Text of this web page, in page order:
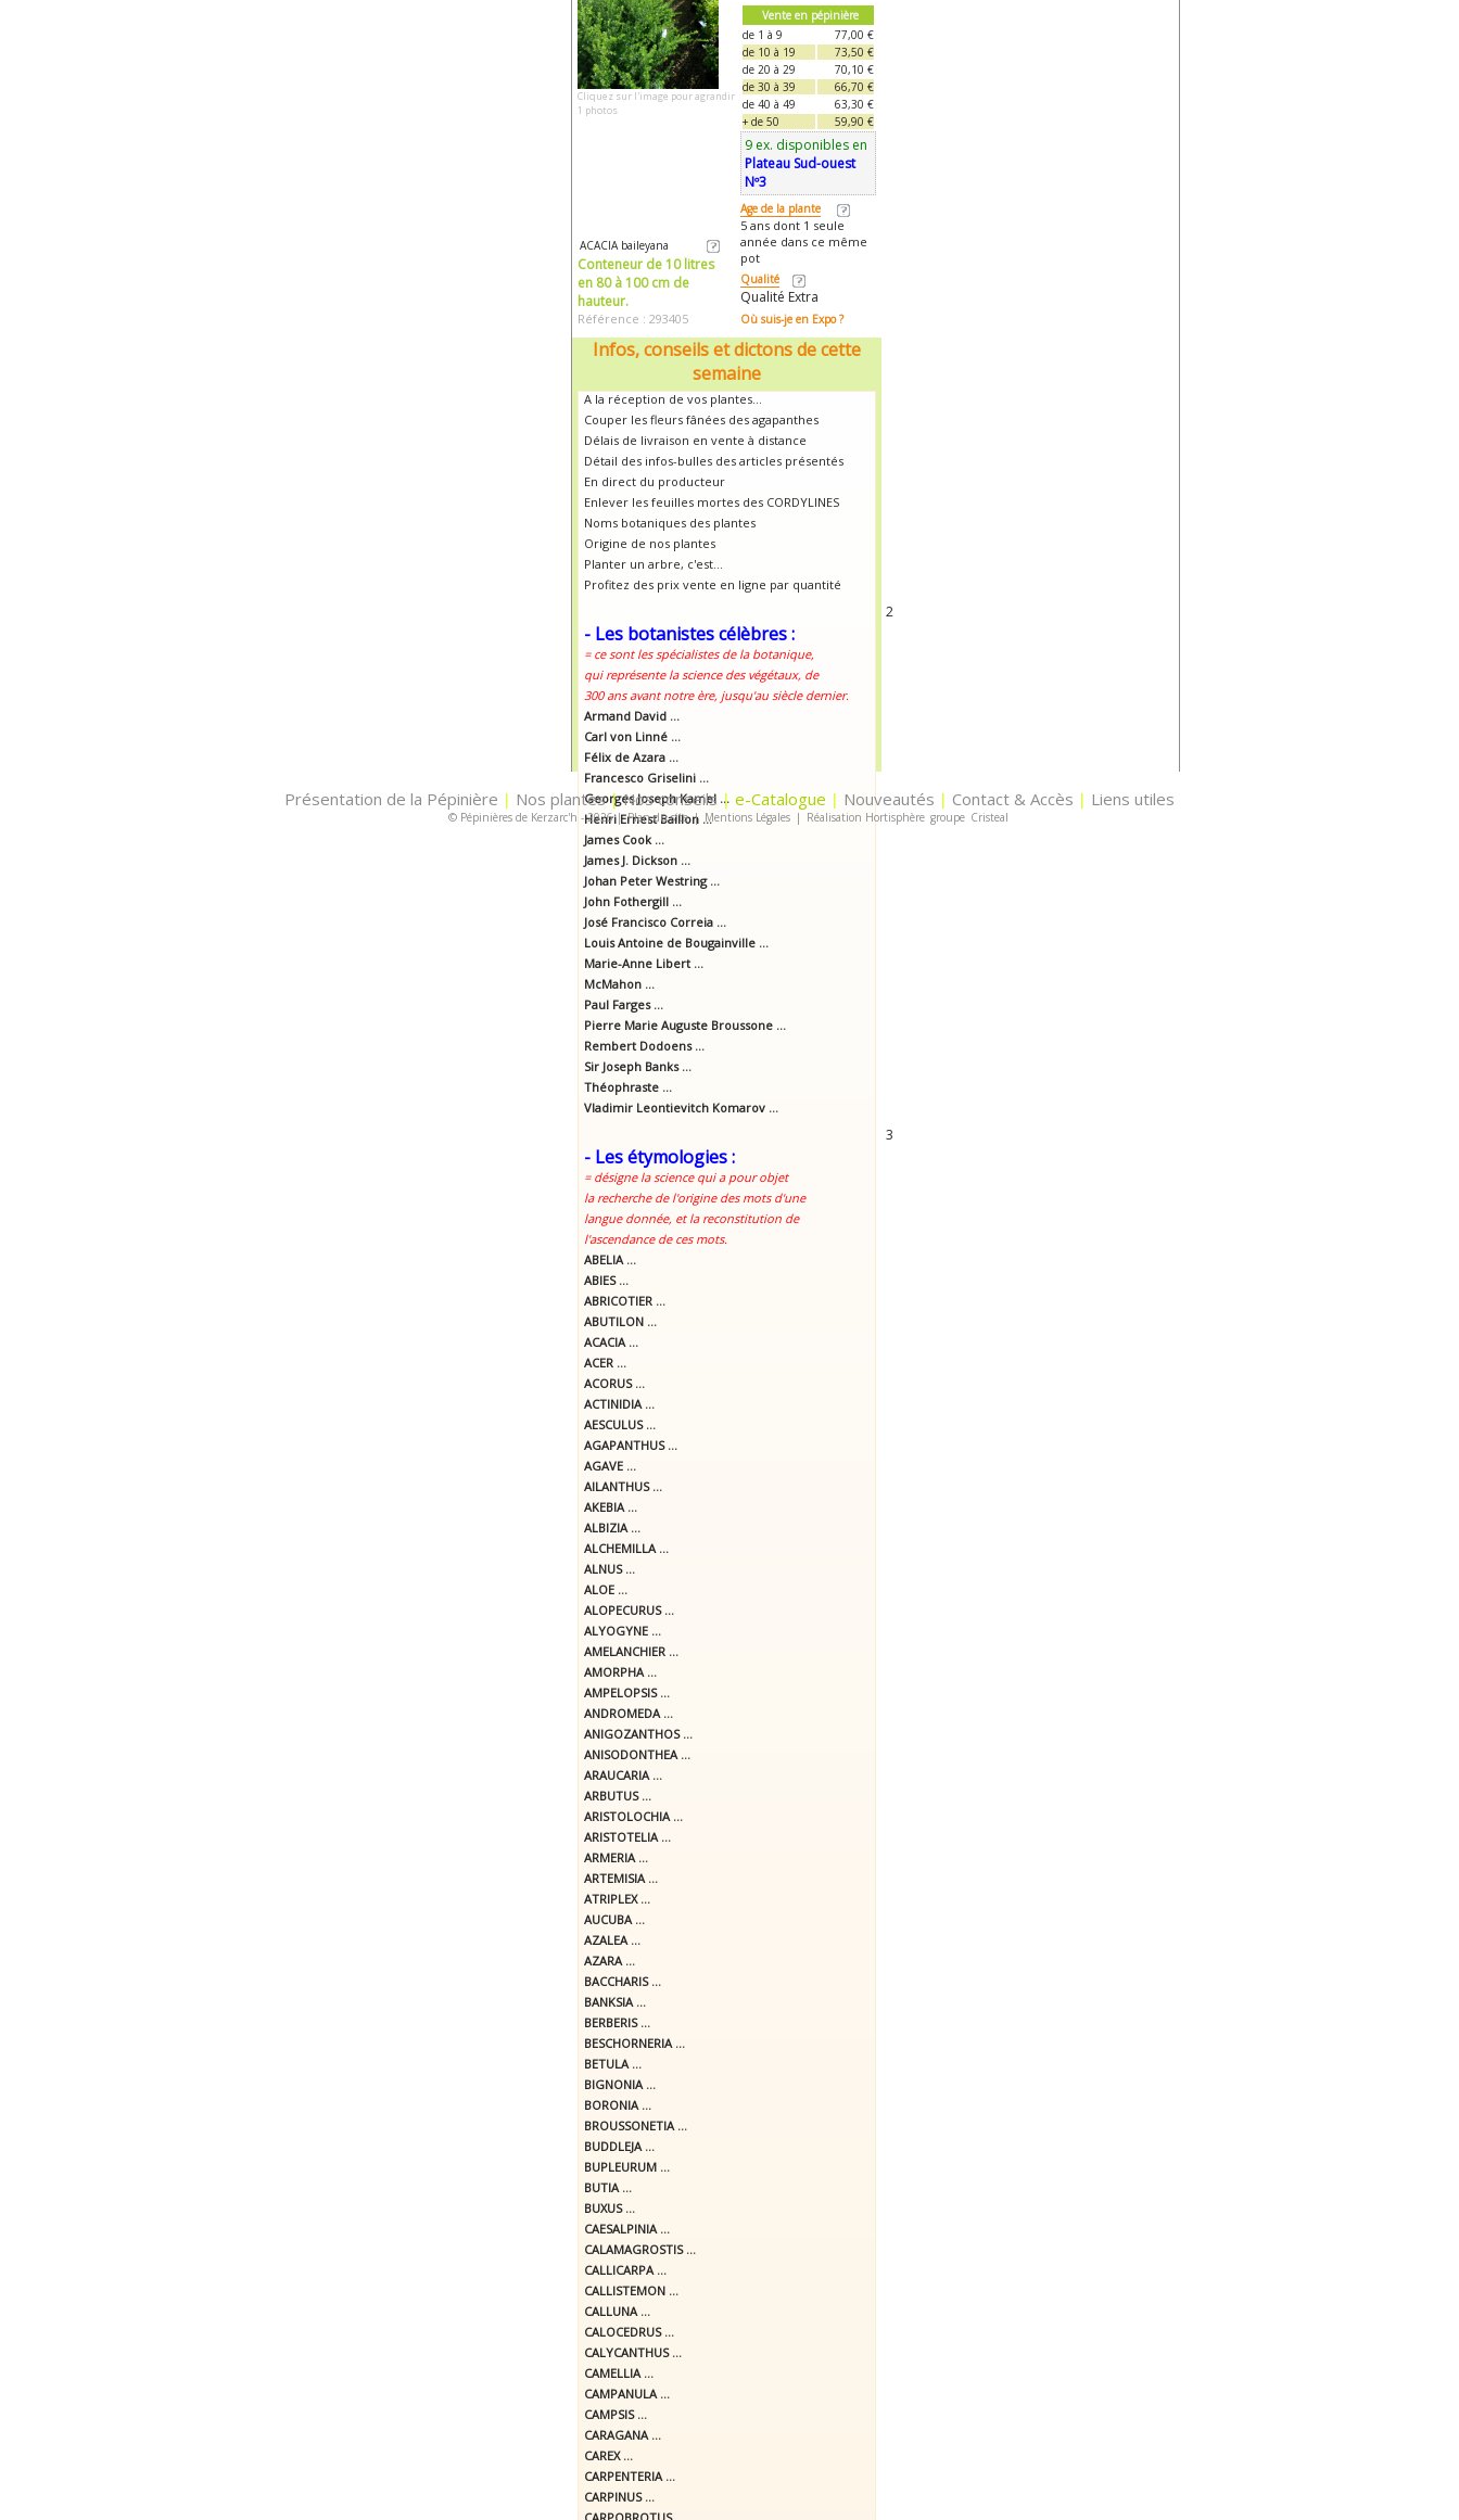
Cliquez sur l'image pour agrandir
1 photos
Vente en pépinière
de 1 à 9
77,00 €
de 10 à 19
73,50 €
de 20 à 29
70,10 €
de 30 à 39
66,70 €
de 40 à 49
63,30 €
+ de 50
59,90 €
9 ex. disponibles en
Plateau Sud-ouest
Nº3
ACACIA baileyana
Conteneur de 10 litres
en 80 à 100 cm de
hauteur.
Référence : 293405
Age de la plante
5 ans dont 1 seule
année dans ce même
pot
Qualité
Qualité Extra
Où suis-je en Expo ?
Infos, conseils et dictons de cette
semaine
A la réception de vos plantes...
Couper les fleurs fânées des agapanthes
Délais de livraison en vente à distance
Détail des infos-bulles des articles présentés
En direct du producteur
Enlever les feuilles mortes des CORDYLINES
Noms botaniques des plantes
Origine de nos plantes
Planter un arbre, c'est...
Profitez des prix vente en ligne par quantité
2
- Les botanistes célèbres :
= ce sont les spécialistes de la botanique,
qui représente la science des végétaux, de
300 ans avant notre ère, jusqu'au siècle dernier.
Armand David ...
Carl von Linné ...
Félix de Azara ...
Francesco Griselini ...
Georges Joseph Kamel ...
Henri Ernest Baillon ...
James Cook ...
James J. Dickson ...
Johan Peter Westring ...
John Fothergill ...
José Francisco Correia ...
Louis Antoine de Bougainville ...
Marie-Anne Libert ...
McMahon ...
Paul Farges ...
Pierre Marie Auguste Broussone ...
Rembert Dodoens ...
Sir Joseph Banks ...
Théophraste ...
Vladimir Leontievitch Komarov ...
3
- Les étymologies :
= désigne la science qui a pour objet
la recherche de l'origine des mots d'une
langue donnée, et la reconstitution de
l'ascendance de ces mots.
ABELIA ...
ABIES ...
ABRICOTIER ...
ABUTILON ...
ACACIA ...
ACER ...
ACORUS ...
ACTINIDIA ...
AESCULUS ...
AGAPANTHUS ...
AGAVE ...
AILANTHUS ...
AKEBIA ...
ALBIZIA ...
ALCHEMILLA ...
ALNUS ...
ALOE ...
ALOPECURUS ...
ALYOGYNE ...
AMELANCHIER ...
AMORPHA ...
AMPELOPSIS ...
ANDROMEDA ...
ANIGOZANTHOS ...
ANISODONTHEA ...
ARAUCARIA ...
ARBUTUS ...
ARISTOLOCHIA ...
ARISTOTELIA ...
ARMERIA ...
ARTEMISIA ...
ATRIPLEX ...
AUCUBA ...
AZALEA ...
AZARA ...
BACCHARIS ...
BANKSIA ...
BERBERIS ...
BESCHORNERIA ...
BETULA ...
BIGNONIA ...
BORONIA ...
BROUSSONETIA ...
BUDDLEJA ...
BUPLEURUM ...
BUTIA ...
BUXUS ...
CAESALPINIA ...
CALAMAGROSTIS ...
CALLICARPA ...
CALLISTEMON ...
CALLUNA ...
CALOCEDRUS ...
CALYCANTHUS ...
CAMELLIA ...
CAMPANULA ...
CAMPSIS ...
CARAGANA ...
CAREX ...
CARPENTERIA ...
CARPINUS ...
Présentation de la Pépinière | Nos plantes|Nos conseils | e-Catalogue | Nouveautés | Contact & Accès | Liens utiles
© Pépinières de Kerzarc'h - 2026|Plan du site| Mentions Légales | Réalisation Hortisphère groupe Cristeal